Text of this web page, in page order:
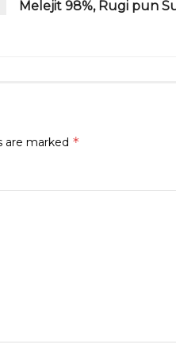
Melejit 98%, Rugi pun
are marked *